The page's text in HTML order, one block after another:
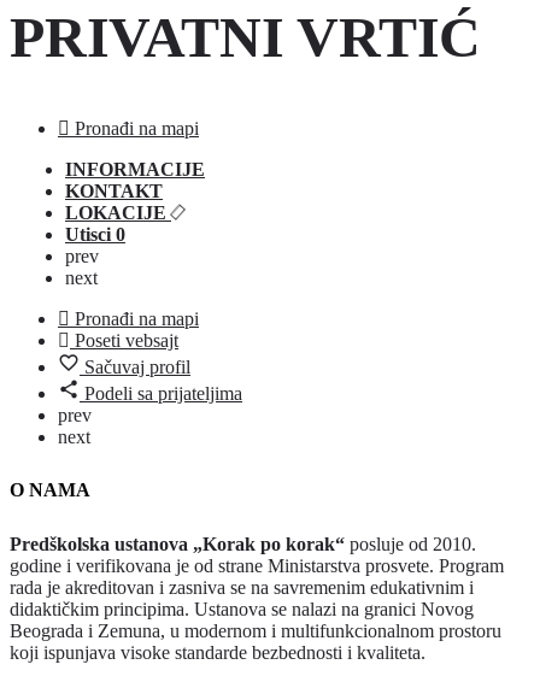
PRIVATNI VRTIĆ
Pronađi na mapi
INFORMACIJE
KONTAKT
LOKACIJE
Utisci 0
prev
next
Pronađi na mapi
Poseti vebsajt
Sačuvaj profil
Podeli sa prijateljima
prev
next
O NAMA
Predškolska ustanova „Korak po korak“ posluje od 2010.
godine i verifikovana je od strane Ministarstva prosvete. Program
rada je akreditovan i zasniva se na savremenim edukativnim i
didaktičkim principima. Ustanova se nalazi na granici Novog
Beograda i Zemuna, u modernom i multifunkcionalnom prostoru
koji ispunjava visoke standarde bezbednosti i kvaliteta.